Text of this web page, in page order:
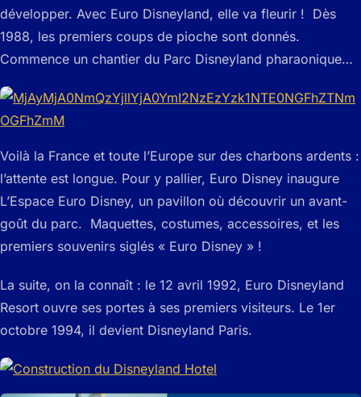
développer. Avec Euro Disneyland, elle va fleurir ! Dès
1988, les premiers coups de pioche sont donnés.
Commence un chantier du Parc Disneyland pharaonique…
Voilà la France et toute l’Europe sur des charbons ardents :
l’attente est longue. Pour y pallier, Euro Disney inaugure
L’Espace Euro Disney, un pavillon où découvrir un avant-
goût du parc. Maquettes, costumes, accessoires, et les
premiers souvenirs siglés « Euro Disney » !
La suite, on la connaît : le 12 avril 1992, Euro Disneyland
Resort ouvre ses portes à ses premiers visiteurs. Le 1er
octobre 1994, il devient Disneyland Paris.